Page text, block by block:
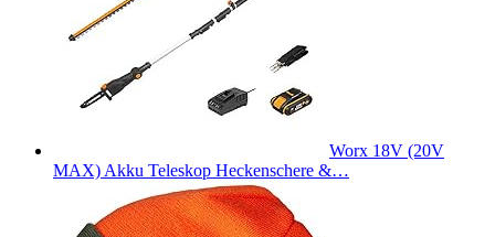
Worx 18V (20V
MAX) Akku Teleskop Heckenschere &…